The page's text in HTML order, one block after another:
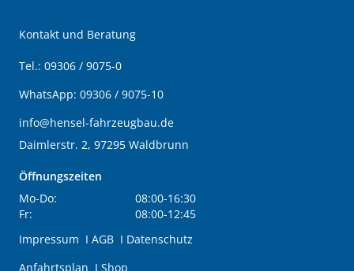
Kontakt und Beratung
Tel.: 09306 / 9075-0
WhatsApp: 09306 / 9075-10
info@hensel-fahrzeugbau.de
Daimlerstr. 2, 97295 Waldbrunn
Öffnungszeiten
Mo-Do:
08:00-16:30
Fr:
08:00-12:45
Impressum I AGB I Datenschutz
Anfahrtsplan I Shop